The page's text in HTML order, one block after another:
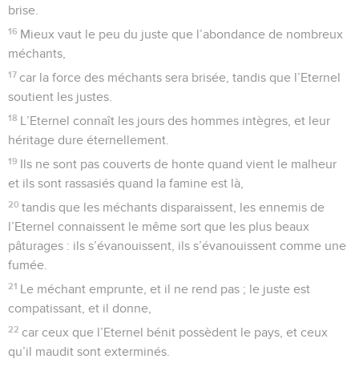
brise.
16 Mieux vaut le peu du juste que l’abondance de nombreux
méchants,
17 car la force des méchants sera brisée, tandis que l’Eternel
soutient les justes.
18
L’Eternel connaît les jours des hommes intègres, et leur
héritage dure éternellement.
19
Ils ne sont pas couverts de honte quand vient le malheur
et ils sont rassasiés quand la famine est là,
20 tandis que les méchants disparaissent, les ennemis de
l’Eternel connaissent le même sort que les plus beaux
pâturages : ils s’évanouissent, ils s’évanouissent comme une
fumée.
21
Le méchant emprunte, et il ne rend pas ; le juste est
compatissant, et il donne,
22 car ceux que l’Eternel bénit possèdent le pays, et ceux
qu’il maudit sont exterminés.